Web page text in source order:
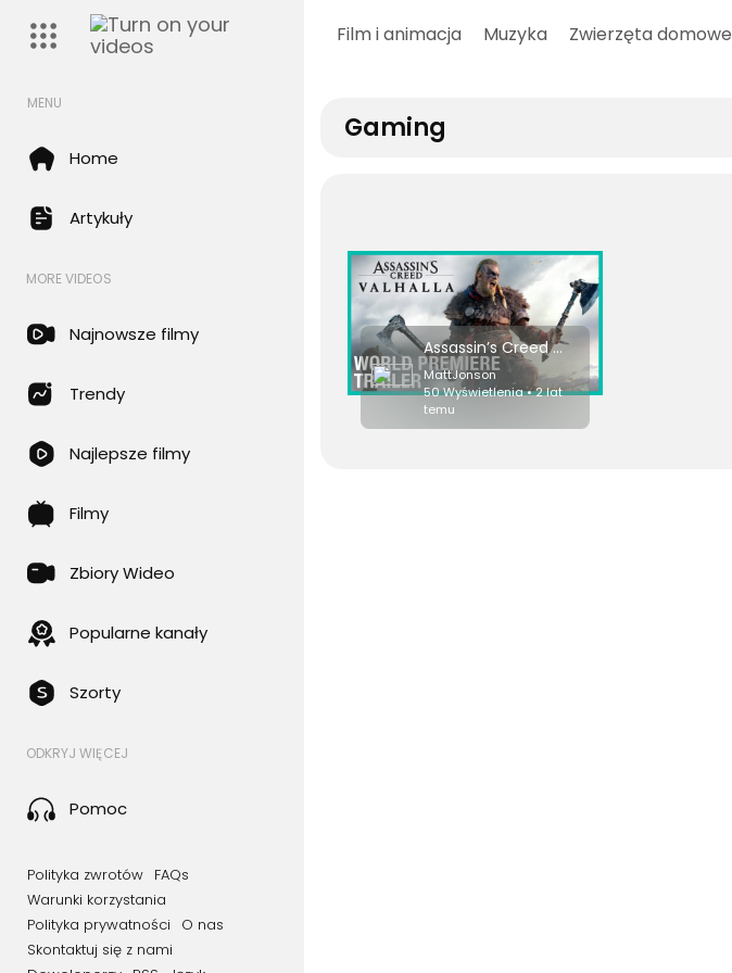
Film i animacja Muzyka Zwierzęta domowe
MENU
Home
Artykuły
MORE VIDEOS
Najnowsze filmy
Trendy
Najlepsze filmy
Filmy
Zbiory Wideo
Popularne kanały
Szorty
ODKRYJ WIĘCEJ
Pomoc
Polityka zwrotów FAQs
Warunki korzystania
Polityka prywatności
O nas
Skontaktuj się z nami
Gaming
Assassin’s Creed Valhalla: Cinematic World Premiere Trailer | Ubisoft [NA]
MattJonson
50 Wyświetlenia • 2 lat
temu